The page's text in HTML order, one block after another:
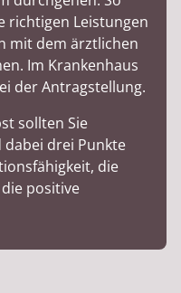
richtigen Leistungen
mit dem ärztlichen
Im Krankenhaus
der Antragstellung.
sollten Sie
drei Punkte
die
positive